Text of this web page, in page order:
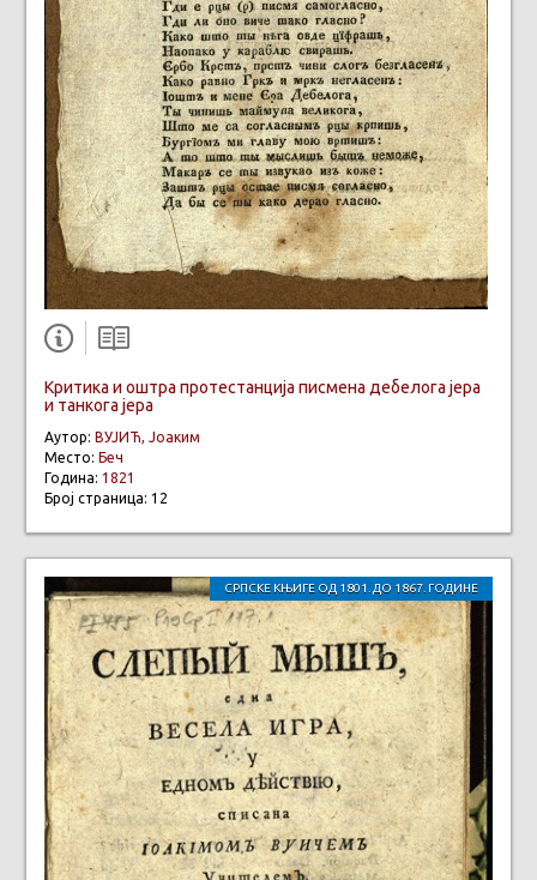
Критика и оштра протестанција писмена дебелога јера
и танкога јера
Аутор: ВУЈИЋ, Јоаким
Место: Беч
Година: 1821
Број страница: 12
СРПСКЕ КЊИГЕ ОД 1801. ДО 1867. ГОДИНЕ